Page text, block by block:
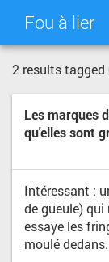
Fou à lier
NUAGE
2 results tagged
Les marques
qu'elles sont
Intéressant :
de gueule)
essaye les
moulé dedans.